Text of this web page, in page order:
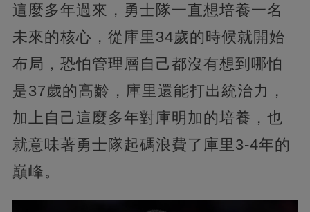
這麼多年過來，勇士隊一直想培養一名
未來的核心，從庫里34歲的時候就開始
布局，恐怕管理層自己都沒有想到哪怕
是37歲的高齡，庫里還能打出統治力，
加上自己這麼多年對庫明加的培養，也
就意味著勇士隊起碼浪費了庫里3-4年的
巔峰。